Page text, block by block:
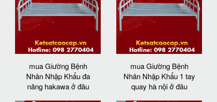
mua Giường Bệnh
Nhân Nhập Khẩu đa
năng hakawa ở đâu
mua Giường Bệnh
Nhân Nhập Khẩu 1 tay
quay hà nội ở đâu